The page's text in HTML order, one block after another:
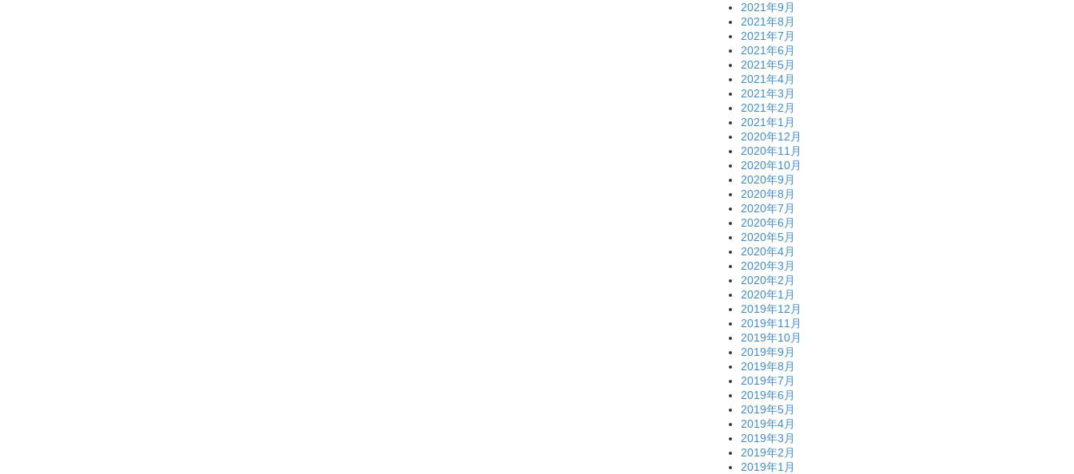
2021年9月
2021年8月
2021年7月
2021年6月
2021年5月
2021年4月
2021年3月
2021年2月
2021年1月
2020年12月
2020年11月
2020年10月
2020年9月
2020年8月
2020年7月
2020年6月
2020年5月
2020年4月
2020年3月
2020年2月
2020年1月
2019年12月
2019年11月
2019年10月
2019年9月
2019年8月
2019年7月
2019年6月
2019年5月
2019年4月
2019年3月
2019年2月
2019年1月